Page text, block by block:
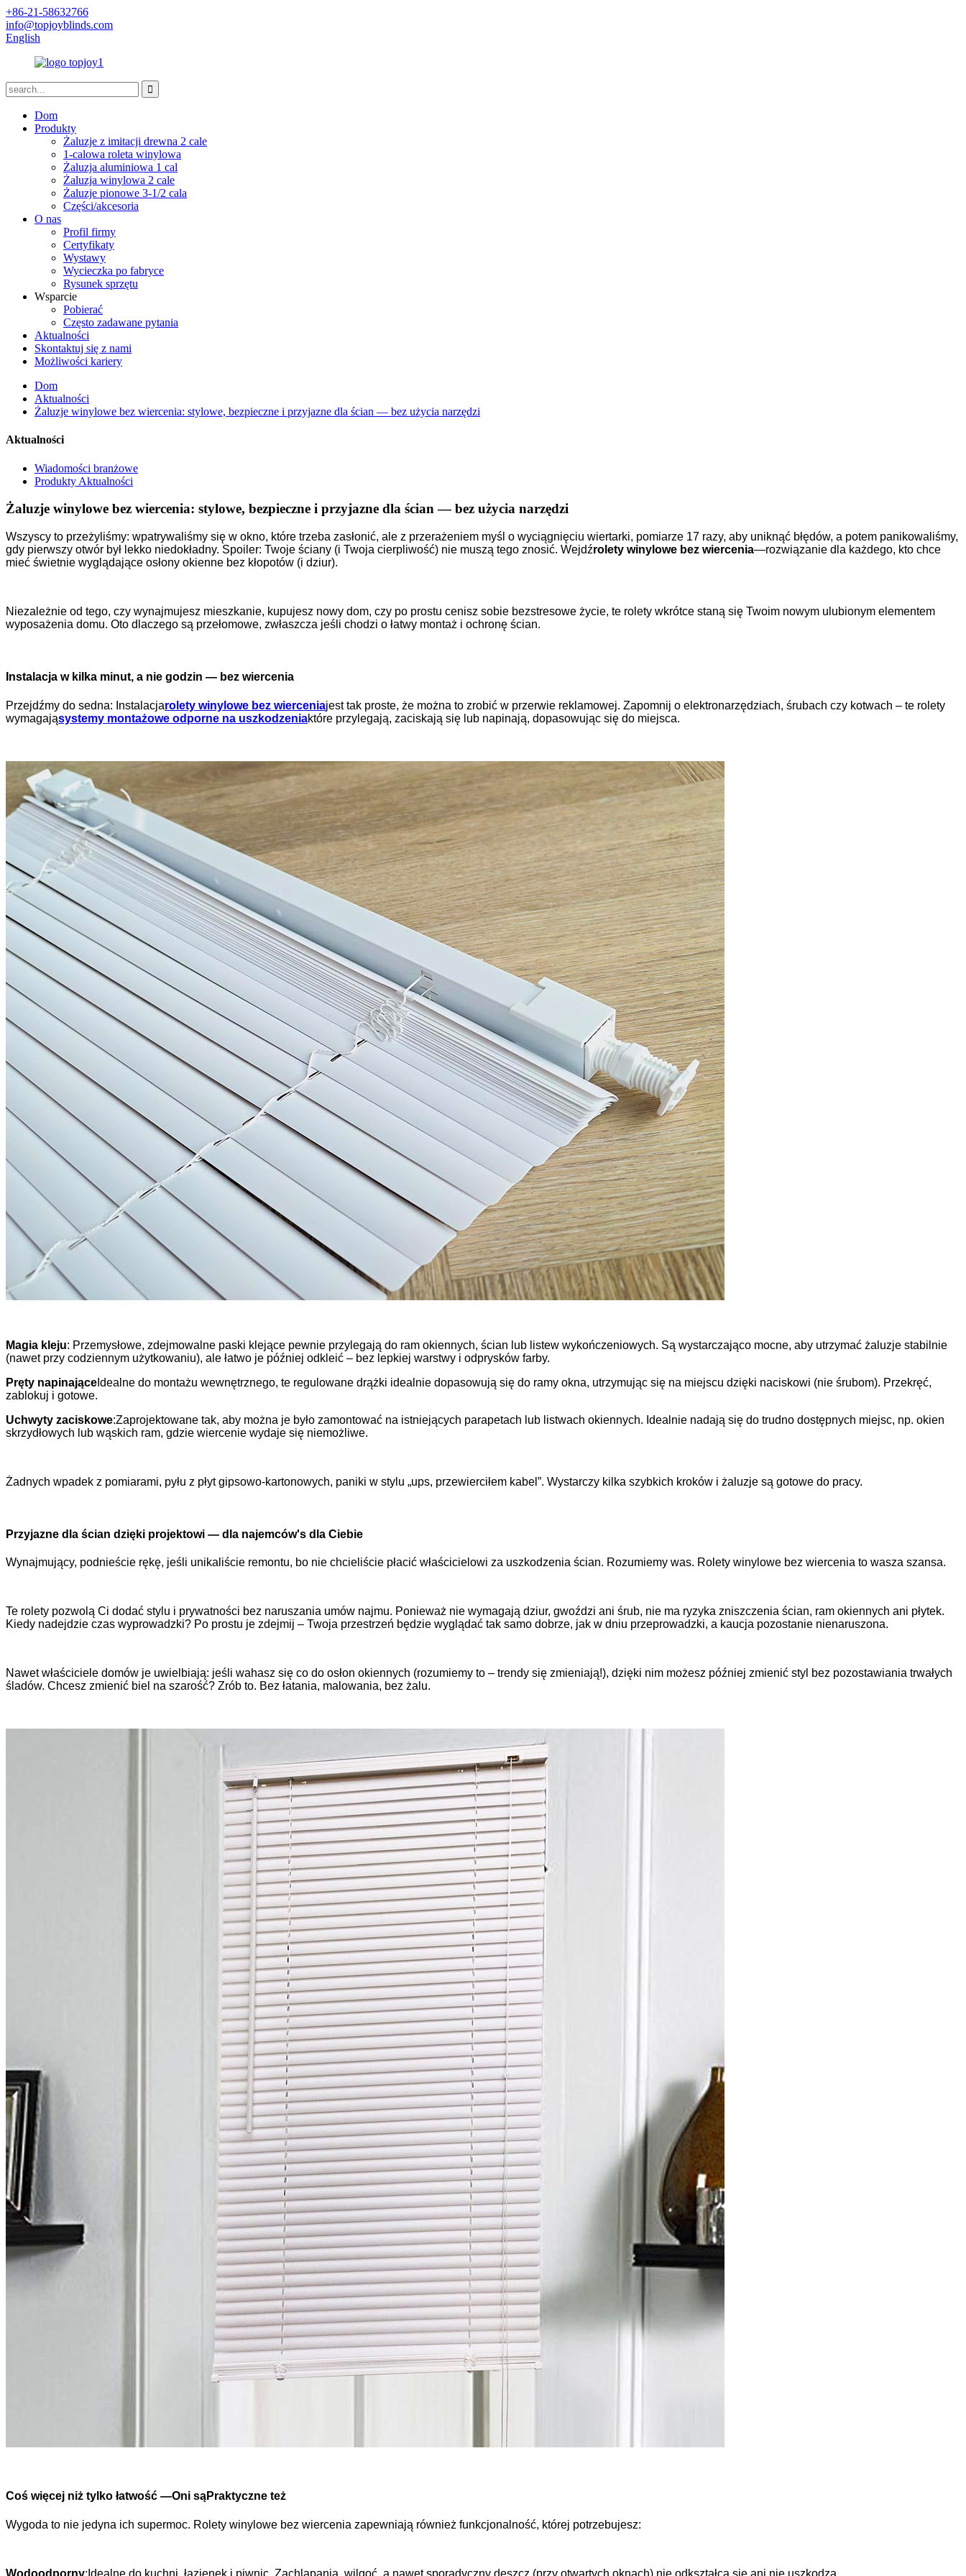
+86-21-58632766
info@topjoyblinds.com
English
Dom
Produkty
Żaluzje z imitacji drewna 2 cale
1-calowa roleta winylowa
Żaluzja aluminiowa 1 cal
Żaluzja winylowa 2 cale
Żaluzje pionowe 3-1/2 cala
Części/akcesoria
O nas
Profil firmy
Certyfikaty
Wystawy
Wycieczka po fabryce
Rysunek sprzętu
Wsparcie
Pobierać
Często zadawane pytania
Aktualności
Skontaktuj się z nami
Możliwości kariery
Dom
Aktualności
Żaluzje winylowe bez wiercenia: stylowe, bezpieczne i przyjazne dla ścian — bez użycia narzędzi
Aktualności
Wiadomości branżowe
Produkty Aktualności
Żaluzje winylowe bez wiercenia: stylowe, bezpieczne i przyjazne dla ścian — bez użycia narzędzi
Wszyscy to przeżyliśmy: wpatrywaliśmy się w okno, które trzeba zasłonić, ale z przerażeniem myśl o wyciągnięciu wiertarki, pomiarze 17 razy, aby uniknąć błędów, a potem panikowaliśmy,
gdy pierwszy otwór był lekko niedokładny. Spoiler: Twoje ściany (i Twoja cierpliwość) nie muszą tego znosić. Wejdźrolety winylowe bez wiercenia—rozwiązanie dla każdego, kto chce
mieć świetnie wyglądające osłony okienne bez kłopotów (i dziur).
Niezależnie od tego, czy wynajmujesz mieszkanie, kupujesz nowy dom, czy po prostu cenisz sobie bezstresowe życie, te rolety wkrótce staną się Twoim nowym ulubionym elementem
wyposażenia domu. Oto dlaczego są przełomowe, zwłaszcza jeśli chodzi o łatwy montaż i ochronę ścian.
Instalacja w kilka minut, a nie godzin — bez wiercenia
Przejdźmy do sedna: Instalacjarolety winylowe bez wierceniajest tak proste, że można to zrobić w przerwie reklamowej. Zapomnij o elektronarzędziach, śrubach czy kotwach – te rolety
wymagająsystemy montażowe odporne na uszkodzeniaktóre przylegają, zaciskają się lub napinają, dopasowując się do miejsca.
Magia kleju: Przemysłowe, zdejmowalne paski klejące pewnie przylegają do ram okiennych, ścian lub listew wykończeniowych. Są wystarczająco mocne, aby utrzymać żaluzje stabilnie
(nawet przy codziennym użytkowaniu), ale łatwo je później odkleić – bez lepkiej warstwy i odprysków farby.
Pręty napinające Idealne do montażu wewnętrznego, te regulowane drążki idealnie dopasowują się do ramy okna, utrzymując się na miejscu dzięki naciskowi (nie śrubom). Przekręć,
zablokuj i gotowe.
Uchwyty zaciskowe:Zaprojektowane tak, aby można je było zamontować na istniejących parapetach lub listwach okiennych. Idealnie nadają się do trudno dostępnych miejsc, np. okien
skrzydłowych lub wąskich ram, gdzie wiercenie wydaje się niemożliwe.
Żadnych wpadek z pomiarami, pyłu z płyt gipsowo-kartonowych, paniki w stylu „ups, przewierciłem kabel”. Wystarczy kilka szybkich kroków i żaluzje są gotowe do pracy.
Przyjazne dla ścian dzięki projektowi — dla najemców's dla Ciebie
Wynajmujący, podnieście rękę, jeśli unikaliście remontu, bo nie chcieliście płacić właścicielowi za uszkodzenia ścian. Rozumiemy was. Rolety winylowe bez wiercenia to wasza szansa.
Te rolety pozwolą Ci dodać stylu i prywatności bez naruszania umów najmu. Ponieważ nie wymagają dziur, gwoździ ani śrub, nie ma ryzyka zniszczenia ścian, ram okiennych ani płytek.
Kiedy nadejdzie czas wyprowadzki? Po prostu je zdejmij – Twoja przestrzeń będzie wyglądać tak samo dobrze, jak w dniu przeprowadzki, a kaucja pozostanie nienaruszona.
Nawet właściciele domów je uwielbiają: jeśli wahasz się co do osłon okiennych (rozumiemy to – trendy się zmieniają!), dzięki nim możesz później zmienić styl bez pozostawiania trwałych
śladów. Chcesz zmienić biel na szarość? Zrób to. Bez łatania, malowania, bez żalu.
Coś więcej niż tylko łatwość —Oni sąPraktyczne też
Wygoda to nie jedyna ich supermoc. Rolety winylowe bez wiercenia zapewniają również funkcjonalność, której potrzebujesz:
Wodoodporny:Idealne do kuchni, łazienek i piwnic. Zachlapania, wilgoć, a nawet sporadyczny deszcz (przy otwartych oknach) nie odkształcą się ani nie uszkodzą.